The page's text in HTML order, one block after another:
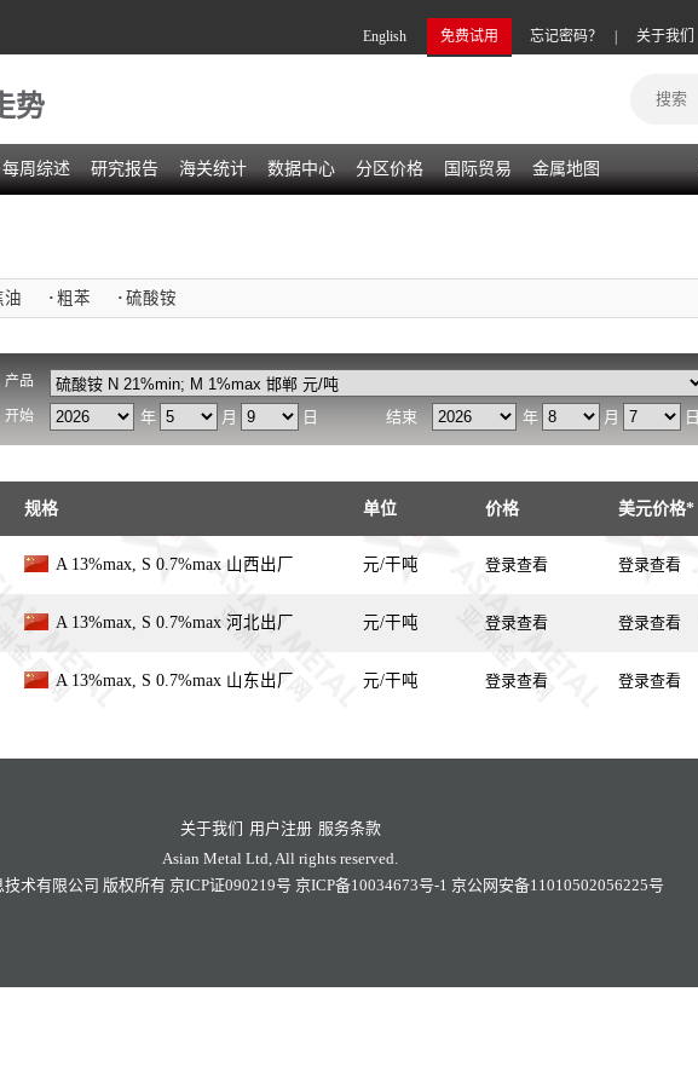
关于我们
忘记密码？
免费试用
English
势
每周综述 研究报告 海关统计 数据中心 分区价格 国际贸易 金属地图
油 · 粗苯 · 硫酸铵
产品
开始 年 月 日 结束 年 月 日
规格 单位 价格 美元价格*
A 13%max, S 0.7%max 山西出厂 元/干吨 登录查看 登录查看
A 13%max, S 0.7%max 河北出厂 元/干吨 登录查看 登录查看
A 13%max, S 0.7%max 山东出厂 元/干吨 登录查看 登录查看
关于我们 用户注册 服务条款
Asian Metal Ltd, All rights reserved.
术有限公司 版权所有 京ICP证090219号 京ICP备10034673号-1 京公网安备11010502056225号